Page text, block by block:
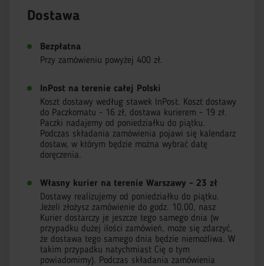
Dostawa
Bezpłatna
Przy zamówieniu powyżej 400 zł.
InPost na terenie całej Polski
Koszt dostawy według stawek InPost. Koszt dostawy
do Paczkomatu - 16 zł, dostawa kurierem - 19 zł.
Paczki nadajemy od poniedziałku do piątku.
Podczas składania zamówienia pojawi się kalendarz
dostaw, w którym będzie można wybrać datę
doręczenia.
Własny kurier na terenie Warszawy - 23 zł
Dostawy realizujemy od poniedziałku do piątku.
Jeżeli złożysz zamówienie do godz. 10.00, nasz
Kurier dostarczy je jeszcze tego samego dnia (w
przypadku dużej ilości zamówień, może się zdarzyć,
że dostawa tego samego dnia będzie niemożliwa. W
takim przypadku natychmiast Cię o tym
powiadomimy). Podczas składania zamówienia